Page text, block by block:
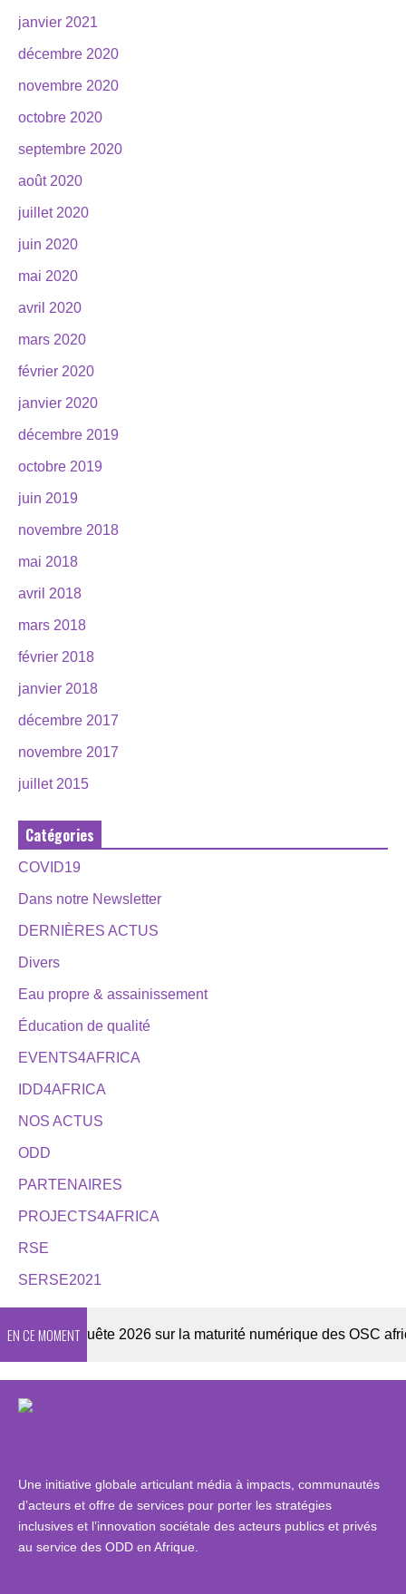
janvier 2021
décembre 2020
novembre 2020
octobre 2020
septembre 2020
août 2020
juillet 2020
juin 2020
mai 2020
avril 2020
mars 2020
février 2020
janvier 2020
décembre 2019
octobre 2019
juin 2019
novembre 2018
mai 2018
avril 2018
mars 2018
février 2018
janvier 2018
décembre 2017
novembre 2017
juillet 2015
Catégories
COVID19
Dans notre Newsletter
DERNIÈRES ACTUS
Divers
Eau propre & assainissement
Éducation de qualité
EVENTS4AFRICA
IDD4AFRICA
NOS ACTUS
ODD
PARTENAIRES
PROJECTS4AFRICA
RSE
SERSE2021
EN CE MOMENT
Enquête 2026 sur la maturité numérique des OSC
Une initiative globale articulant média à impacts, communautés
d’acteurs et offre de services pour porter les stratégies
inclusives et l’innovation sociétale des acteurs publics et privés
au service des ODD en Afrique.